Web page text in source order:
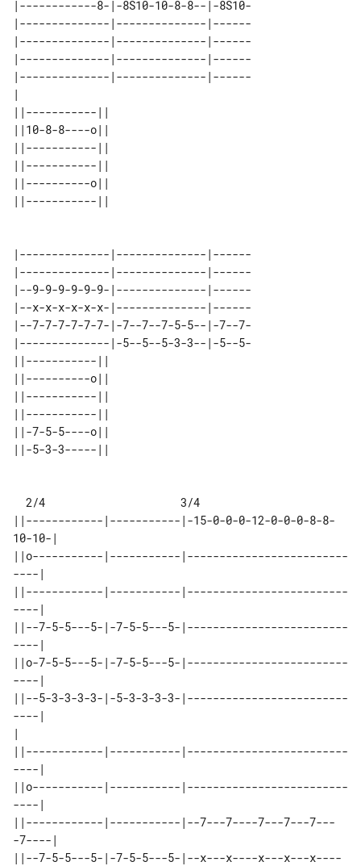
|------------8-|-8S10-10-8-8--|-8S10-
|--------------|--------------|------
|--------------|--------------|------
|--------------|--------------|------
|--------------|--------------|------
|
||-----------||
||10-8-8----o||
||-----------||
||-----------||
||----------o||
||-----------||
|--------------|--------------|------
|--------------|--------------|------
|--9-9-9-9-9-9-|--------------|------
|--x-x-x-x-x-x-|--------------|------
|--7-7-7-7-7-7-|-7--7--7-5-5--|-7--7-
|--------------|-5--5--5-3-3--|-5--5-
||-----------||
||----------o||
||-----------||
||-----------||
||-7-5-5----o||
||------------|-----------|-15-0-0-0-12-0-0-0-8-8-
10-10-|
||o-----------|-----------|-------------------------
----|
||------------|-----------|-------------------------
----|
||--7-5-5---5-|-7-5-5---5-|-------------------------
----|
||o-7-5-5---5-|-7-5-5---5-|-------------------------
----|
||--5-3-3-3-3-|-5-3-3-3-3-|-------------------------
----|
|
||------------|-----------|-------------------------
----|
||o-----------|-----------|-------------------------
----|
||------------|-----------|--7---7----7---7---7---
-7----|
||--7-5-5---5-|-7-5-5---5-|--x---x----x---x---x----